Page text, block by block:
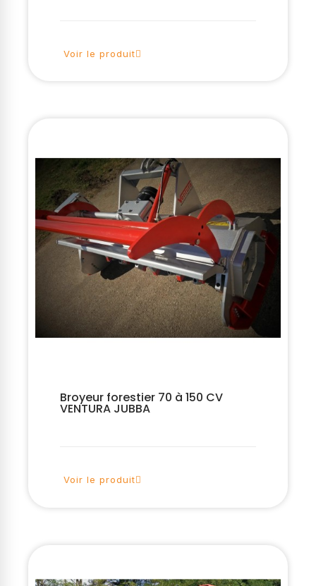
Voir le produit
Broyeur forestier 70 à 150 CV
VENTURA JUBBA
Voir le produit